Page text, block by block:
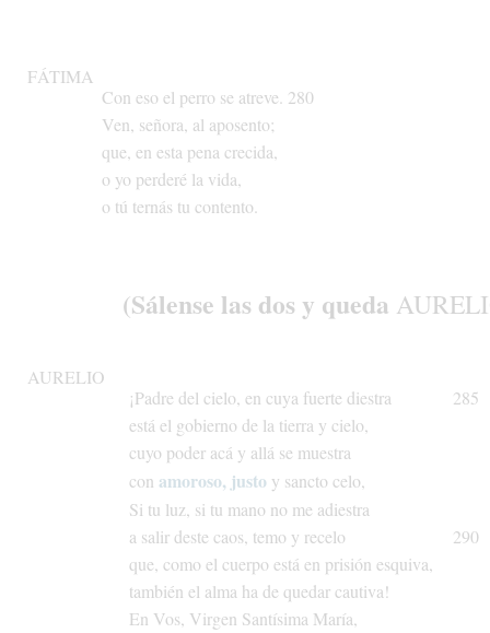
FÁTIMA
Con eso el perro se atreve. 280
Ven, señora, al aposento;
que, en esta penacrecida,
o yo perderé la vida,
o tú ternás tu contento.
(Sálense las dos y queda
AURELIO
¡Padre del cielo, en cuya fuerte diestra
285
estáel gobierno de la tierra y cielo,
cuyo poder acá y allá se muestra
con amoroso, justo y sancto celo,
Si tu luz, si tu mano no me adiestra
a salir deste caos, temo y recelo
290
que, como el cuerpo estáen prisión esquiva,
también el alma ha de quedarcautiva!
En Vos, Virgen Santísima María,